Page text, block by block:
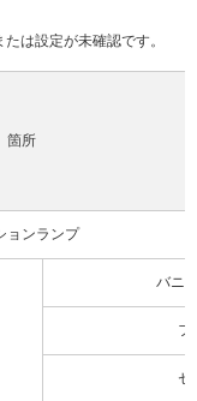
は設定が未確認です。
箇所
ョンランプ
バニ
フ
セ